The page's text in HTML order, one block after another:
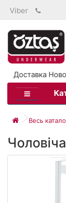
Viber
Доставка
Весь